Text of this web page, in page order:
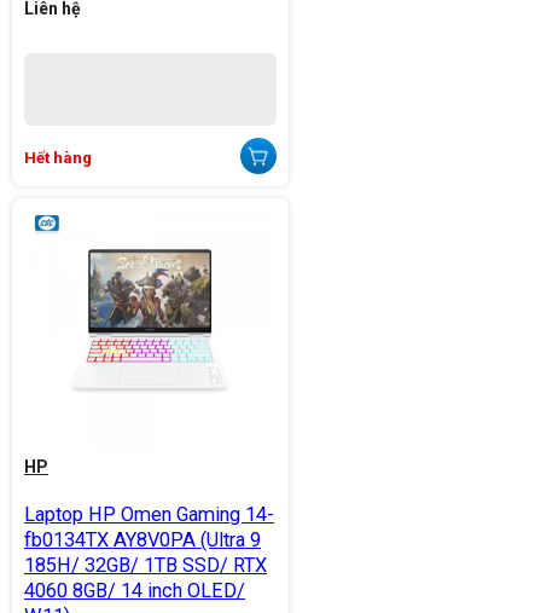
Liên hệ
Hết hàng
HP
Laptop HP Omen Gaming 14-
fb0134TX AY8V0PA (Ultra 9
185H/ 32GB/ 1TB SSD/ RTX
4060 8GB/ 14 inch OLED/